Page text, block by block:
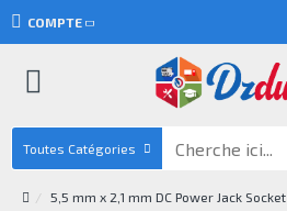
COMPTE
Toutes Catégories
5,5 mm x 2,1 mm DC Power Jack Socket